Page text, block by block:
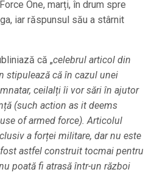
One, marți, în drum spre
iar răspunsul său a stârnit
că „celebrul articol din
stipulează că în cazul unei
ceilalți îi vor sări în ajutor
(such action as it deems
of armed force). Articolul
a forței militare, dar nu este
astfel construit tocmai pentru
poată fi atrasă într-un război